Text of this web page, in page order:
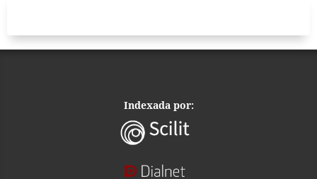
Indexada por: